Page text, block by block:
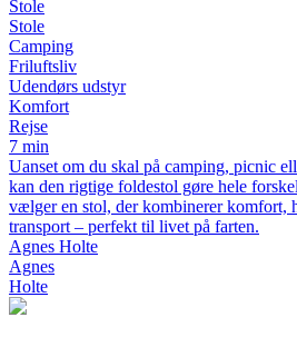
Stole
Stole
Camping
Friluftsliv
Udendørs udstyr
Komfort
Rejse
7 min
Uanset om du skal på camping, picnic
kan den rigtige foldestol gøre hele
vælger en stol, der kombinerer komfort,
transport – perfekt til livet på farten.
Agnes Holte
Agnes
Holte